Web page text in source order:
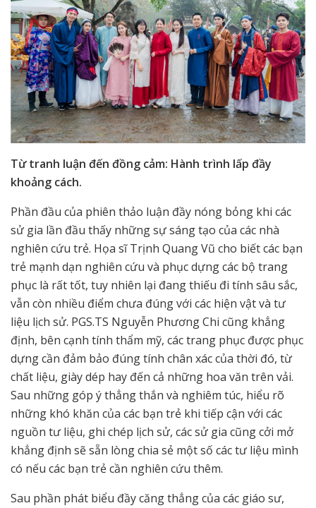
Từ tranh luận đến đồng cảm: Hành trình lấp đầy
khoảng cách.
Phần đầu của phiên thảo luận đầy nóng bỏng khi các
sử gia lần đầu thấy những sự sáng tạo của các nhà
nghiên cứu trẻ. Họa sĩ Trịnh Quang Vũ cho biết các bạn
trẻ mạnh dạn nghiên cứu và phục dựng các bộ trang
phục là rất tốt, tuy nhiên lại đang thiếu đi tính sâu sắc,
vẫn còn nhiều điểm chưa đúng với các hiện vật và tư
liệu lịch sử. PGS.TS Nguyễn Phương Chi cũng khẳng
định, bên cạnh tính thẩm mỹ, các trang phục được phục
dựng cần đảm bảo đúng tính chân xác của thời đó, từ
chất liệu, giày dép hay đến cả những hoa văn trên vải.
Sau những góp ý thẳng thắn và nghiêm túc, hiểu rõ
những khó khăn của các bạn trẻ khi tiếp cận với các
nguồn tư liệu, ghi chép lịch sử, các sử gia cũng cởi mở
khẳng định sẽ sẵn lòng chia sẻ một số các tư liệu mình
có nếu các bạn trẻ cần nghiên cứu thêm.
Sau phần phát biểu đầy căng thẳng của các giáo sư,